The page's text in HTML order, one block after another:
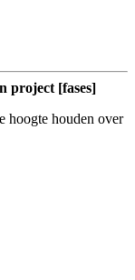
project [fases]
hoogte houden over